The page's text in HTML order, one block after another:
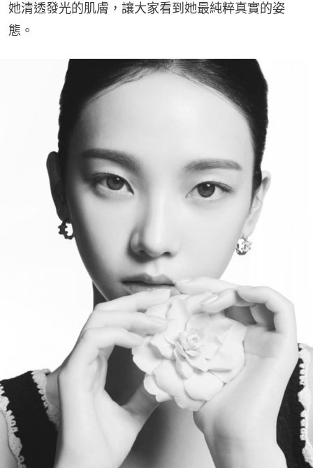
她清透發光的肌膚，讓大家看到她最純粹真實的姿
態。